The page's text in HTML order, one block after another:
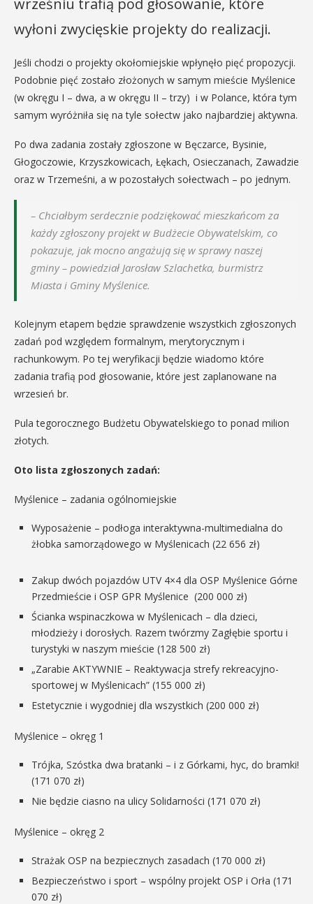
wrześniu trafią pod głosowanie, które
wyłoni zwycięskie projekty do realizacji.
Jeśli chodzi o projekty okołomiejskie wpłynęło pięć propozycji.
Podobnie pięć zostało złożonych w samym mieście Myślenice
(w okręgu I – dwa, a w okręgu II – trzy) i w Polance, która tym
samym wyróżniła się na tyle sołectw jako najbardziej aktywna.
Po dwa zadania zostały zgłoszone w Bęczarce, Bysinie,
Głogoczowie, Krzyszkowicach, Łękach, Osieczanach, Zawadzie
oraz w Trzemeśni, a w pozostałych sołectwach – po jednym.
– Chciałbym serdecznie podziękować mieszkańcom za
każdy zgłoszony projekt w Budżecie Obywatelskim, co
pokazuje, jak mocno angażują się w sprawy naszej
gminy – powiedział Jarosław Szlachetka, burmistrz
Miasta i Gminy Myślenice.
Kolejnym etapem będzie sprawdzenie wszystkich zgłoszonych
zadań pod względem formalnym, merytorycznym i
rachunkowym. Po tej weryfikacji będzie wiadomo które
zadania trafią pod głosowanie, które jest zaplanowane na
wrzesień br.
Pula tegorocznego Budżetu Obywatelskiego to ponad milion
złotych.
Oto lista zgłoszonych zadań:
Myślenice – zadania ogólnomiejskie
Wyposażenie – podłoga interaktywna-multimedialna do
żłobka samorządowego w Myślenicach (22 656 zł)
Zakup dwóch pojazdów UTV 4×4 dla OSP Myślenice Górne
Przedmieście i OSP GPR Myślenice (200 000 zł)
Ścianka wspinaczkowa w Myślenicach – dla dzieci,
młodzieży i dorosłych. Razem twórzmy Zagłębie sportu i
turystyki w naszym mieście (128 500 zł)
„Zarabie AKTYWNIE – Reaktywacja strefy rekreacyjno-
sportowej w Myślenicach” (155 000 zł)
Estetycznie i wygodniej dla wszystkich (200 000 zł)
Myślenice – okręg 1
Trójka, Szóstka dwa bratanki – i z Górkami, hyc, do bramki!
(171 070 zł)
Nie będzie ciasno na ulicy Solidarności (171 070 zł)
Myślenice – okręg 2
Strażak OSP na bezpiecznych zasadach (170 000 zł)
Bezpieczeństwo i sport – wspólny projekt OSP i Orła (171
070 zł)